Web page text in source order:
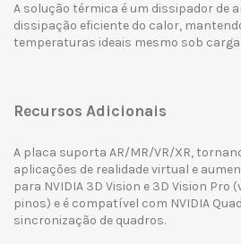
A solução térmica é um dissipador de
dissipação eficiente do calor,
temperaturas ideais mesmo sob carga
Recursos Adicionais
A placa suporta AR/MR/VR/XR,
aplicações de realidade virtual e
para NVIDIA 3D Vision e 3D Vision Pro
pinos) e é compatível com NVIDIA
sincronização de quadros.